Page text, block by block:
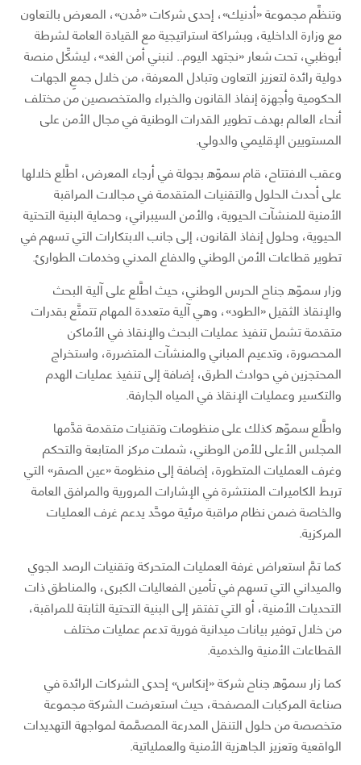
وتنظِّم مجموعة «أدنيك»، إحدى شركات «مُدن»، المعرض بالتعاون
مع وزارة الداخلية، وبشراكة استراتيجية مع القيادة العامة لشرطة
أبوظبي، تحت شعار «نجتهد اليوم.. لنبني أمن الغد»، ليشكِّل منصة
دولية رائدة لتعزيز التعاون وتبادل المعرفة، من خلال جمعِ الجهات
الحكومية وأجهزة إنفاذ القانون والخبراء والمتخصصين من مختلف
أنحاء العالم بهدف تطوير القدرات الوطنية في مجال الأمن على
المستويين الإقليمي والدولي.
وعقب الافتتاح، قام سموّه بجولة في أرجاء المعرض، اطَّلع خلالها
على أحدث الحلول والتقنيات المتقدمة في مجالات المراقبة
الأمنية للمنشآت الحيوية، والأمن السيبراني، وحماية البنية التحتية
الحيوية، وحلول إنفاذ القانون، إلى جانب الابتكارات التي تسهم في
تطوير قطاعات الأمن الوطني والدفاع المدني وخدمات الطوارئ.
وزار سموّه جناح الحرس الوطني، حيث اطَّلع على آلية البحث
والإنقاذ الثقيل «الطود»، وهي آلية متعددة المهام تتمتَّع بقدرات
متقدمة تشمل تنفيذ عمليات البحث والإنقاذ في الأماكن
المحصورة، وتدعيم المباني والمنشآت المتضررة، واستخراج
المحتجزين في حوادث الطرق، إضافة إلى تنفيذ عمليات الهدم
والتكسير وعمليات الإنقاذ في المياه الجارفة.
واطَّلع سموّه كذلك على منظومات وتقنيات متقدمة قدَّمها
المجلس الأعلى للأمن الوطني، شملت مركز المتابعة والتحكم
وغرف العمليات المتطورة، إضافة إلى منظومة «عين الصقر» التي
تربط الكاميرات المنتشرة في الإشارات المرورية والمرافق العامة
والخاصة ضمن نظام مراقبة مرئية موحَّد يدعم غرف العمليات
المركزية.
كما تمَّ استعراض غرفة العمليات المتحركة وتقنيات الرصد الجوي
والميداني التي تسهم في تأمين الفعاليات الكبرى، والمناطق ذات
التحديات الأمنية، أو التي تفتقر إلى البنية التحتية الثابتة للمراقبة،
من خلال توفير بيانات ميدانية فورية تدعم عمليات مختلف
القطاعات الأمنية والخدمية.
كما زار سموّه جناح شركة «إنكاس» إحدى الشركات الرائدة في
صناعة المركبات المصفحة، حيث استعرضت الشركة مجموعة
متخصصة من حلول التنقل المدرعة المصمَّمة لمواجهة التهديدات
الواقعية وتعزيز الجاهزية الأمنية والعملياتية.